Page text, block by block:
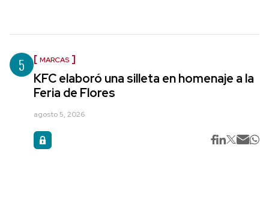
5 MARCAS
KFC elaboró una silleta en homenaje a la
Feria de Flores
agosto 5, 2026